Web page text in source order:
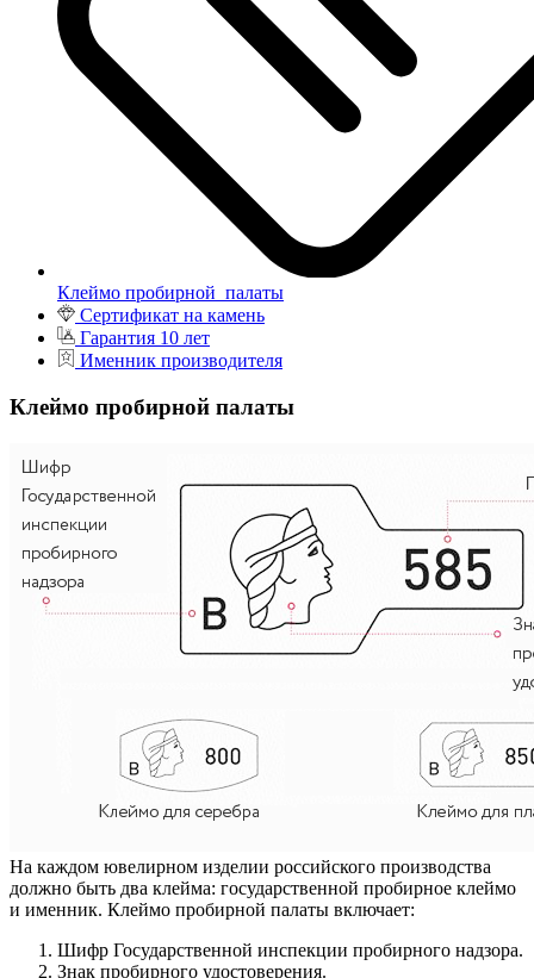
Клеймо пробирной палаты
Сертификат на камень
Гарантия 10 лет
Именник производителя
Клеймо пробирной палаты
На каждом ювелирном изделии российского производства
должно быть два клейма: государственной пробирное клеймо
и именник. Клеймо пробирной палаты включает:
Шифр Государственной инспекции пробирного надзора.
Знак пробирного удостоверения.